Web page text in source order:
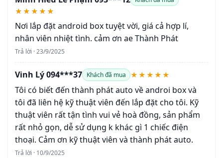
★★★★★
Nơi lắp đặt android box tuyệt vời, giá cả hợp lí,
nhân viên nhiệt tình. cảm ơn ae Thành Phát
Trả lời · 23/9/2025
Vinh Lý 094***37 Khách đã mua ★★★★★
Tôi có biết đến thành phát auto về androi box và
tôi đã liên hệ kỹ thuật viên đến lắp đặt cho tôi. Kỹ
thuật viên rất tận tình vui vẻ hoà đồng, sản phẩm
rất nhỏ gọn, dễ sử dụng k khác gì 1 chiếc điện
thoại. Cảm ơn kỹ thuật viên và thành phát auto.
Trả lời · 10/9/2025